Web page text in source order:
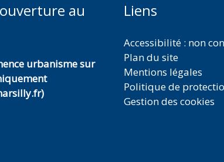
au
urbanisme sur
Liens
Accessibilité : non
Plan du site
Mentions légales
Politique de
Gestion des cookies